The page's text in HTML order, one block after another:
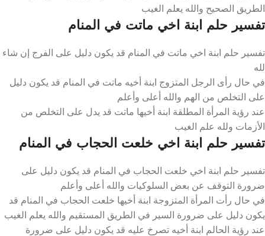
الطريق الصحيح والله يعلم الغيب
تفسير حلم ابنة اخي ماتت في المنام
تفسير حلم ابنة اخي ماتت في المنام قد يكون دليل على الفرج إن شاء
لله
في حال رأى الرجل المتزوج ابنة أخيه ماتت في المنام قد يكون دليل
على التخلص من الهم والله أعلى وأعلم
عند رؤية المرأة المطلقة ابنة أخيها ماتت قد يدل على التخلص من
الأزمات ولله علم الغيب
تفسير حلم ابنة اخي خلعت الحجاب في المنام
تفسير حلم ابنة اخي خلعت الحجاب في المنام قد يكون دليل على
ضرورة التوقف عن بعض السلوكيات والله أعلى وأعلم
في حال رأت المرأة المتزوجة ابنة أخيها خلعت الحجاب في المنام قد
يكون دليل على ضرورة السير في الطريق المستقيم والله يعلم الغيب
عند رؤية الحالم ابنة أخيه تصرخ عليه قد يكون دليل على ضرورة